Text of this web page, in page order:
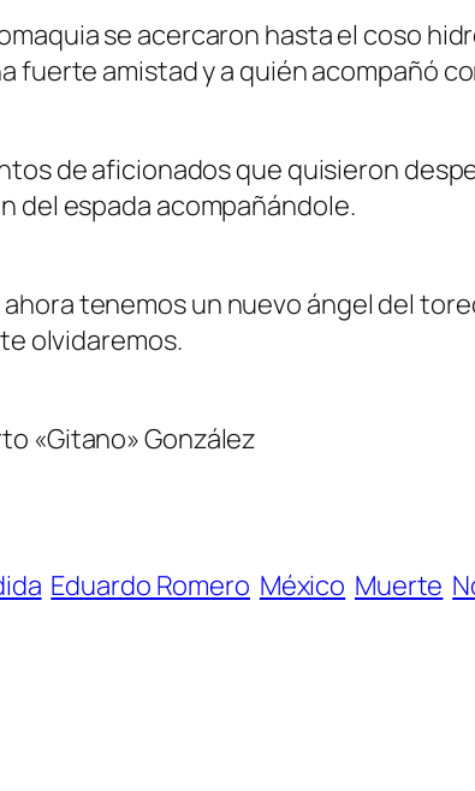
se acercaron hasta el coso
fuerte amistad y a quién acompañó
de aficionados que quisieron
del espada acompañándole.
tenemos un nuevo ángel del
olvidaremos.
«Gitano» González
Eduardo Romero México Muerte